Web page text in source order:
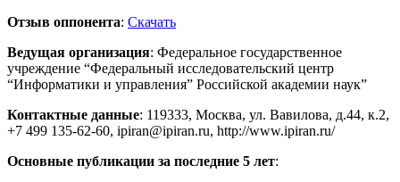
Отзыв оппонента: Скачать
Ведущая организация: Федеральное государственное
учреждение “Федеральный исследовательский центр
“Информатики и управления” Российской академии наук”
Контактные данные: 119333, Москва, ул. Вавилова, д.44, к.2,
+7 499 135-62-60, ipiran@ipiran.ru, http://www.ipiran.ru/
Основные публикации за последние 5 лет: